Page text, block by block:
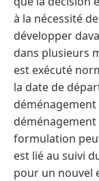
à la nécessité
développer
dans plusieurs
est exécuté
la date de
formulation
est lié au suivi
pour un nouvel